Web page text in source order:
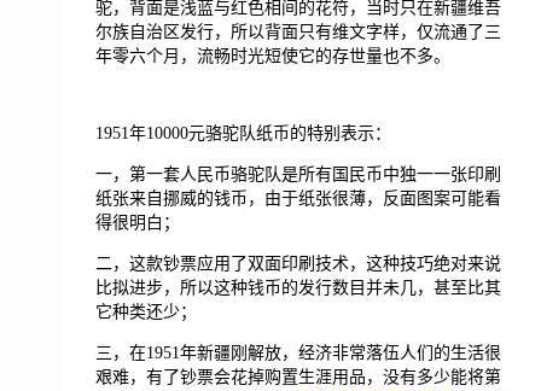
驼，背面是浅蓝与红色相间的花符，当时只在新疆维吾
尔族自治区发行，所以背面只有维文字样，仅流通了三
年零六个月，流畅时光短使它的存世量也不多。
1951年10000元骆驼队纸币的特别表示：
一，第一套人民币骆驼队是所有国民币中独一一张印刷
纸张来自挪威的钱币，由于纸张很薄，反面图案可能看
得很明白；
二，这款钞票应用了双面印刷技术，这种技巧绝对来说
比拟进步，所以这种钱币的发行数目并未几，甚至比其
它种类还少；
三，在1951年新疆刚解放，经济非常落伍人们的生活很
艰难，有了钞票会花掉购置生涯用品，没有多少能将第